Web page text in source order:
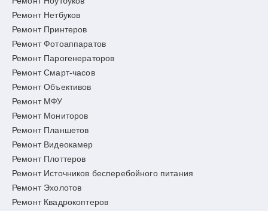
Ремонт Нетбуков
Ремонт Принтеров
Ремонт Фотоаппаратов
Ремонт Парогенераторов
Ремонт Смарт-часов
Ремонт Объективов
Ремонт МФУ
Ремонт Мониторов
Ремонт Планшетов
Ремонт Видеокамер
Ремонт Плоттеров
Ремонт Источников бесперебойного питания
Ремонт Эхолотов
Ремонт Квадрокоптеров